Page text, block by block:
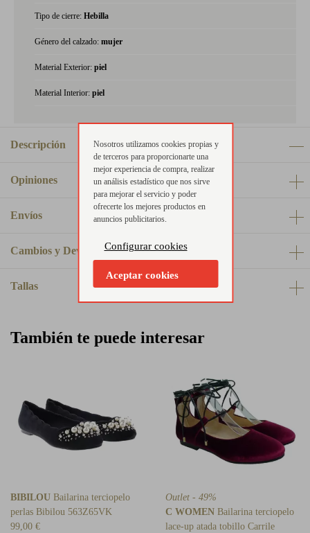
Tipo de cierre: Hebilla
Género del calzado: mujer
Material Exterior: piel
Material Interior: piel
Descripción
Opiniones
Envíos
Cambios y Devoluciones
Tallas
También te puede interesar
BIBILOU Bailarina terciopelo
perlas Bibilou 563Z65VK
99,00 €
Outlet - 49%
C WOMEN Bailarina terciopelo
lace-up atada tobillo Carrile
Nosotros utilizamos cookies propias y
de terceros para proporcionarte una
mejor experiencia de compra, realizar
un análisis estadístico que nos sirve
para mejorar el servicio y poder
ofrecerte los mejores productos en
anuncios publicitarios.
Configurar cookies
Aceptar cookies